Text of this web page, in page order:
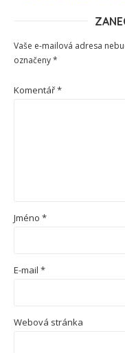
Vaše e-mailová adresa
označeny*
Komentář*
Jméno *
E-mail *
Webová stránka